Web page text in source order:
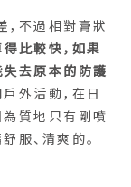
不過相對膏狀
比較快，如果
去原本的防護
外活動，在日
質地只有剛噴
服、清爽的。